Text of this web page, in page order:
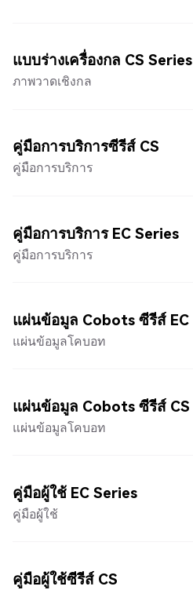
แบบร่างเครื่องกล CS Series
ภาพวาดเชิงกล
คู่มือการบริการซีรีส์ CS
คู่มือการบริการ
คู่มือการบริการ EC Series
คู่มือการบริการ
แผ่นข้อมูล Cobots ซีรีส์ EC
แผ่นข้อมูลโคบอท
แผ่นข้อมูล Cobots ซีรีส์ CS
แผ่นข้อมูลโคบอท
คู่มือผู้ใช้ EC Series
คู่มือผู้ใช้
คู่มือผู้ใช้ซีรีส์ CS